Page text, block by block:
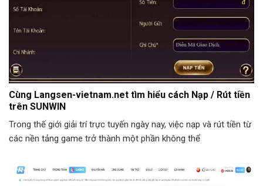
Cùng Langsen-vietnam.net tìm hiểu cách Nạp / Rút tiền
trên SUNWIN
Trong thế giới giải trí trực tuyến ngày nay, việc nạp và rút tiền từ
các nền tảng game trở thành một phần không thể